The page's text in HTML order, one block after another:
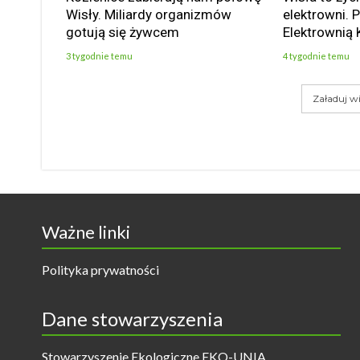
Wisły. Miliardy organizmów
gotują się żywcem
3 tygodnie temu
elektrowni.
Elektrownią
4 tygodnie temu
Załaduj
Ważne linki
Polityka prywatności
Dane stowarzyszenia
Stowarzyszenie Ekologiczne EKO-UNIA